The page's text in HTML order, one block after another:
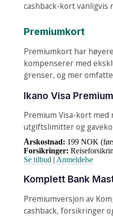
cashback-kort vanligvis
Premiumkort
Premiumkort har
kompenserer med
grenser, og mer
Ikano Visa Premium
Premium Visa-kort
utgiftslimitter og
Årskostnad: 199 NOK
Forsikringer:
Se tilbud | Anmeldelse
Komplett Bank
Premiumversjon av
cashback, forsikringer